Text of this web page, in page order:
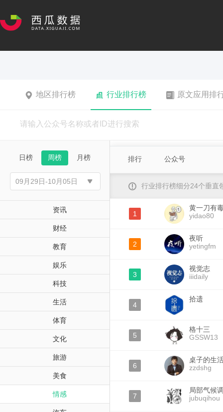
地区排行榜 行业排行榜 原文应用排
日榜 周榜 月榜
资讯
财经
教育
娱乐
科技
生活
体育
文化
旅游
美食
情感
排行 公众号
行业排行榜细分24个垂直
1
黄一刀有
yidao80
2
夜听
yetingfm
3
视觉志
iiidaily
4
拾遗
5
格十三
GSSW13
6
桌子的生
zzdshg
7
局部气候
jubuqihou